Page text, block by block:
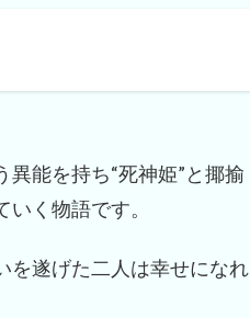
異能を持ち“死神姫”と揶揄
く物語です。
を遂げた二人は幸せになれ